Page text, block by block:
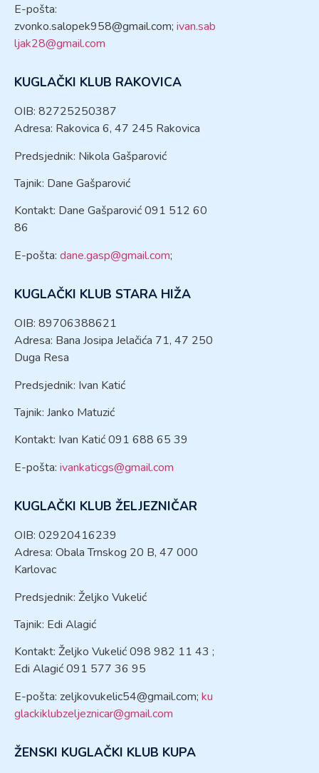
E-pošta:
zvonko.salopek958@gmail.com; ivan.sab
ljak28@gmail.com
KUGLAČKI KLUB RAKOVICA
OIB: 82725250387
Adresa: Rakovica 6, 47 245 Rakovica
Predsjednik: Nikola Gašparović
Tajnik: Dane Gašparović
Kontakt: Dane Gašparović 091 512 60
86
E-pošta: dane.gasp@gmail.com;
KUGLAČKI KLUB STARA HIŽA
OIB: 89706388621
Adresa: Bana Josipa Jelačića 71, 47 250
Duga Resa
Predsjednik: Ivan Katić
Tajnik: Janko Matuzić
Kontakt: Ivan Katić 091 688 65 39
E-pošta: ivankaticgs@gmail.com
KUGLAČKI KLUB ŽELJEZNIČAR
OIB: 02920416239
Adresa: Obala Trnskog 20 B, 47 000
Karlovac
Predsjednik: Željko Vukelić
Tajnik: Edi Alagić
Kontakt: Željko Vukelić 098 982 11 43 ;
Edi Alagić 091 577 36 95
E-pošta: zeljkovukelic54@gmail.com; ku
glackiklubzeljeznicar@gmail.com
ŽENSKI KUGLAČKI KLUB KUPA